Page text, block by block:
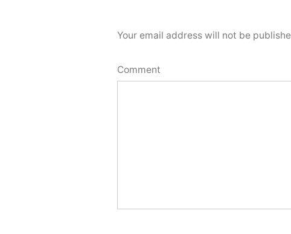
Your email address will not be
Comment